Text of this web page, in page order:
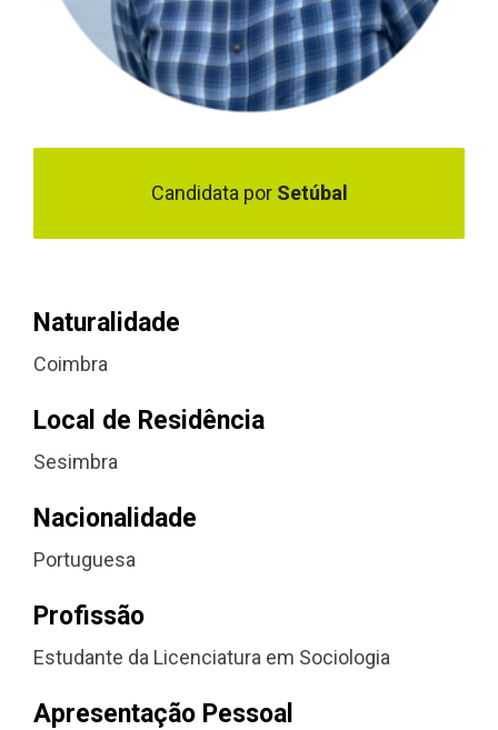
Candidata por Setúbal
Naturalidade
Coimbra
Local de Residência
Sesimbra
Nacionalidade
Portuguesa
Profissão
Estudante da Licenciatura em Sociologia
Apresentação Pessoal